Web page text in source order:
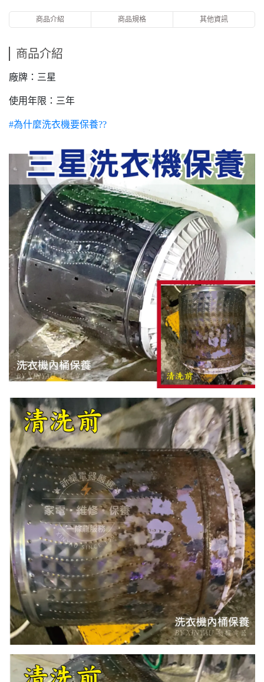
商品介紹 商品規格 其他資訊
商品介紹
廠牌：三星
使用年限：三年
#為什麼洗衣機要保養??